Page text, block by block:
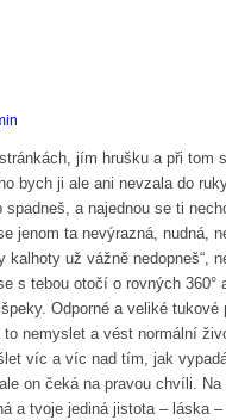
jím hrušku a při tom
bych ji ale ani nevzala do
a najednou se ti
jenom ta nevýrazná, nudná,
už vážně nedopneš“,
s tebou otočí o rovných
Odporné a veliké
nemyslet a vést normální
víc a víc nad tím, jak
on čeká na pravou chvíli.
a tvoje jediná jistota – láska